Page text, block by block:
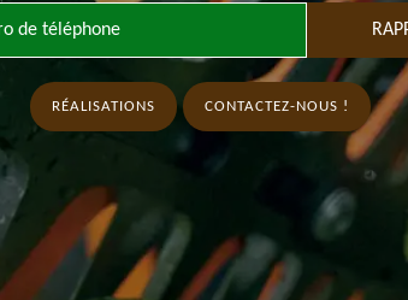
RÉALISATIONS CONTACTEZ-NOUS !